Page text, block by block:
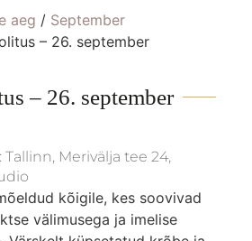
aeg / September
– 26. september
– 26. september
Merivälja tee 24,
kõigile, kes soovivad
välimusega ja imelise